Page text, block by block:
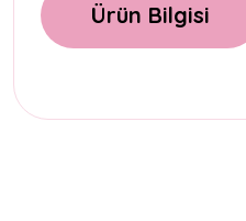
Ürün Bilgisi